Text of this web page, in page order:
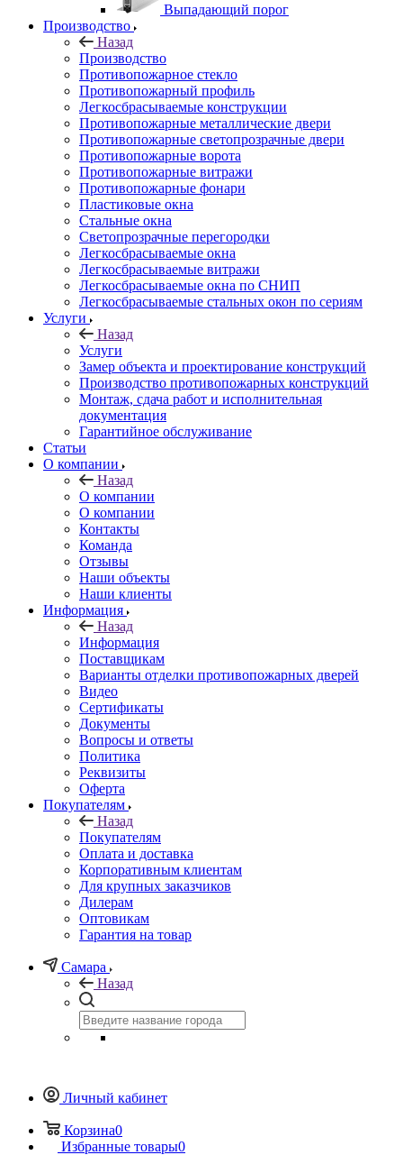
Выпадающий порог
Производство
Назад
Производство
Противопожарное стекло
Противопожарный профиль
Легкосбрасываемые конструкции
Противопожарные металлические двери
Противопожарные светопрозрачные двери
Противопожарные ворота
Противопожарные витражи
Противопожарные фонари
Пластиковые окна
Стальные окна
Светопрозрачные перегородки
Легкосбрасываемые окна
Легкосбрасываемые витражи
Легкосбрасываемые окна по СНИП
Легкосбрасываемые стальных окон по сериям
Услуги
Назад
Услуги
Замер объекта и проектирование конструкций
Производство противопожарных конструкций
Монтаж, сдача работ и исполнительная
документация
Гарантийное обслуживание
Статьи
О компании
Назад
О компании
О компании
Контакты
Команда
Отзывы
Наши объекты
Наши клиенты
Информация
Назад
Информация
Поставщикам
Варианты отделки противопожарных дверей
Видео
Сертификаты
Документы
Вопросы и ответы
Политика
Реквизиты
Оферта
Покупателям
Назад
Покупателям
Оплата и доставка
Корпоративным клиентам
Для крупных заказчиков
Дилерам
Оптовикам
Гарантия на товар
Самара
Назад
Личный кабинет
Корзина0
Избранные товары0